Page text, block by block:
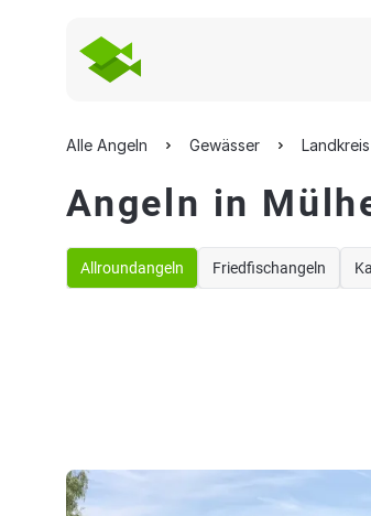
Alle Angeln Gewässer
Angeln in
Allroundangeln Friedfischangeln